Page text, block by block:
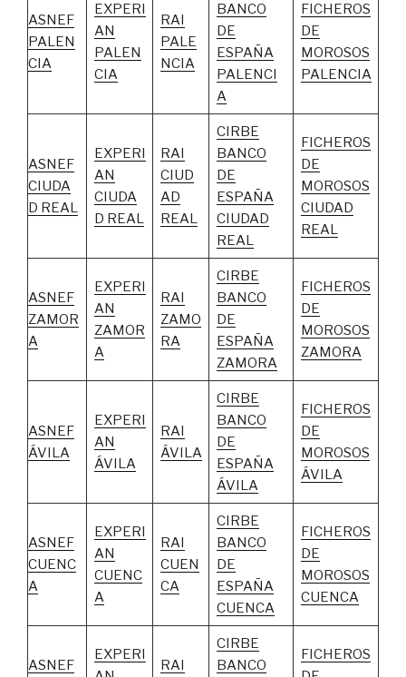
ASNEF
PALEN
CIA
EXPERI
AN
PALEN
CIA
RAI
PALE
NCIA
BANCO
DE
ESPAÑA
PALENCI
A
FICHEROS
DE
MOROSOS
PALENCIA
ASNEF
CIUDA
D REAL
EXPERI
AN
CIUDA
D REAL
RAI
CIUD
AD
REAL
CIRBE
BANCO
DE
ESPAÑA
CIUDAD
REAL
FICHEROS
DE
MOROSOS
CIUDAD
REAL
ASNEF
ZAMOR
A
EXPERI
AN
ZAMOR
A
RAI
ZAMO
RA
CIRBE
BANCO
DE
ESPAÑA
ZAMORA
FICHEROS
DE
MOROSOS
ZAMORA
ASNEF
ÁVILA
EXPERI
AN
ÁVILA
RAI
ÁVILA
CIRBE
BANCO
DE
ESPAÑA
ÁVILA
FICHEROS
DE
MOROSOS
ÁVILA
ASNEF
CUENC
A
EXPERI
AN
CUENC
A
RAI
CUEN
CA
CIRBE
BANCO
DE
ESPAÑA
CUENCA
FICHEROS
DE
MOROSOS
CUENCA
ASNEF
EXPERI
RAI
CIRBE
BANCO
FICHEROS